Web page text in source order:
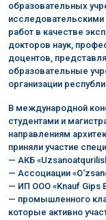
образовательных
работ в качестве
докторов наук,
доцентов,
образовательные
организации
В международной
студентами и
направлениям
приняли участие
— АКБ
— Ассоциации
— ИП ООО «Knauf Gips
— промышленного
которые активно